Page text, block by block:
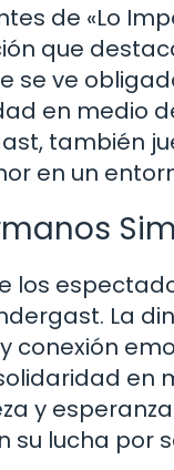
de «Lo
que
se ve
en medio
también
en un
los
La
conexión
en
y
lucha por